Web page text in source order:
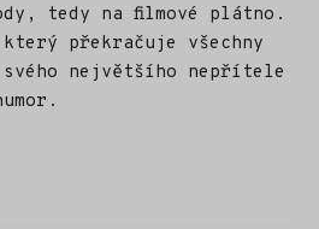
tedy na filmové plátno.
překračuje všechny
největšího nepřítele